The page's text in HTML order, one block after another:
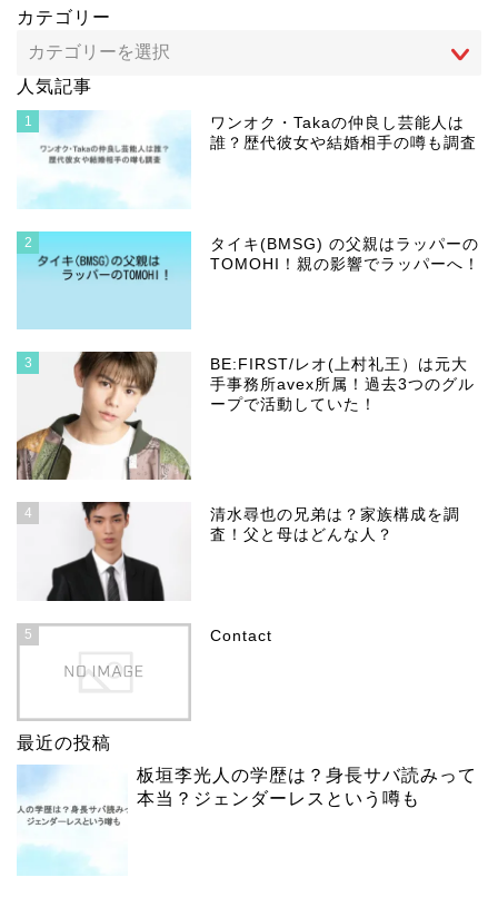
カテゴリー
人気記事
1
ワンオク・Takaの仲良し芸能人は
誰？歴代彼女や結婚相手の噂も調査
2
タイキ(BMSG) の父親はラッパーの
TOMOHI！親の影響でラッパーへ！
3
BE:FIRST/レオ(上村礼王）は元大
手事務所avex所属！過去3つのグル
ープで活動していた！
4
清水尋也の兄弟は？家族構成を調
査！父と母はどんな人？
5 Contact
最近の投稿
板垣李光人の学歴は？身長サバ読みって
本当？ジェンダーレスという噂も